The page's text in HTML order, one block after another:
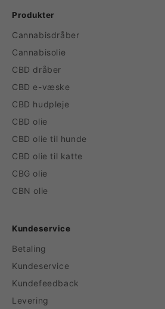
Produkter
Cannabisdråber
Cannabisolie
CBD dråber
CBD e-væske
CBD hudpleje
CBD olie
CBD olie til hunde
CBD olie til katte
CBG olie
CBN olie
Kundeservice
Betaling
Kundeservice
Kundefeedback
Levering